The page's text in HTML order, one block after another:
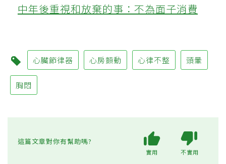
中年後重視和放棄的事：不為面子消費
心臟節律器 心房顫動 心律不整 頭暈
胸悶
這篇文章對你有幫助嗎?
實用 不實用